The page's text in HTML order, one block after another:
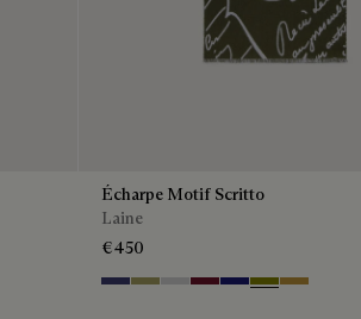
Écharpe Motif Scritto
Laine
€450
Marine & Internal Giant Scritto
Citrus Green
Light Grey
Nero Bordo
Dark Blue Melange
OliveCumin